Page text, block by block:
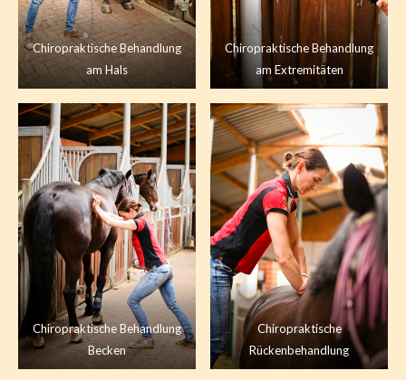
Chiropraktische Behandlung
am Hals
Chiropraktische Behandlung
am Extremitäten
Chiropraktische Behandlung
Becken
Chiropraktische
Rückenbehandlung